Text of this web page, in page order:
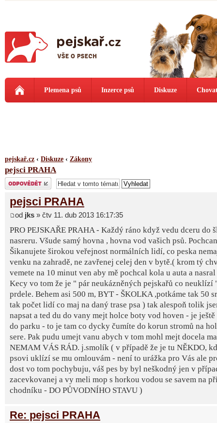
Plemena psů Inzerce psů Diskuze
pejskař.cz ‹ Diskuze ‹ Zákony
pejsci PRAHA
Odeslat odpověď
pejsci PRAHA
od jks » čtv 11. dub 2013 16:17:35
PRO PEJSKAŘE PRAHA - Každý ráno když vedu dceru do
nasreru. Všude samý hovna , hovna vod vašich psů.
Šikanujete širokou veřejnost normálních lidí, co peska
venku na zahradě, ne zavřenej celej den v bytě.( krom tý
vemete na 10 minut ven aby mě pochcal kola u auta a
Kecy vo tom že je " pár neukázněných pejskařů co neuklízí
prdele. Behem asi 500 m, BYT - ŠKOLKA ,potkáme tak 50
tak počet lidí co maj na daný trase psa ) tak alespoň tolik
napsat a ted du do vany mejt holce boty vod hoven - je
do parku - to je tam co dycky čumíte do korun stromů na
sere. Pak pudu umejt vanu abych v tom mohl mejt docela
NEMAM VÁS RÁD. j.smolík ( v případě že je tu NĚKDO,
psovi uklízí se mu omlouvám - není to urážka pro Vás ale
dost vo tom pochybuju, váš pes by byl neškodný jen v
zacevkovanej a vy meli mop s horkou vodou se savem na
chodníku - DO PŮVODNÍHO STAVU )
Re: pejsci PRAHA